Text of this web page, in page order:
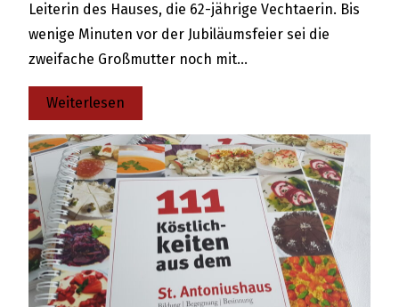
Leiterin des Hauses, die 62-jährige Vechtaerin. Bis
wenige Minuten vor der Jubiläumsfeier sei die
zweifache Großmutter noch mit…
Weiterlesen
25-
jähriges
Dienstjubiläum
Antoniushaus